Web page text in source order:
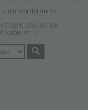
- old.wordorder.ru
(931) 252-92-60
кабинет